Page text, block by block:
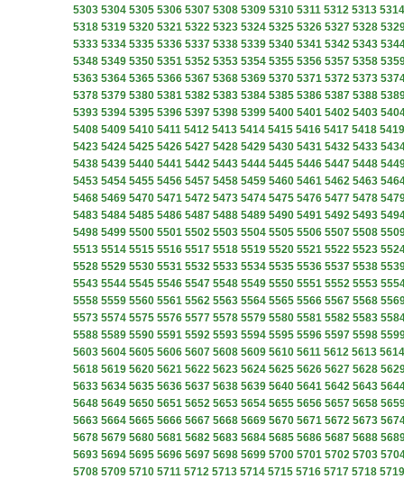
5303 5304 5305 5306 5307 5308 5309 5310 5311 5312 5313 5314
5318 5319 5320 5321 5322 5323 5324 5325 5326 5327 5328
5333 5334 5335 5336 5337 5338 5339 5340 5341 5342 5343
5348 5349 5350 5351 5352 5353 5354 5355 5356 5357 5358
5363 5364 5365 5366 5367 5368 5369 5370 5371 5372 5373
5378 5379 5380 5381 5382 5383 5384 5385 5386 5387 5388
5393 5394 5395 5396 5397 5398 5399 5400 5401 5402 5403
5408 5409 5410 5411 5412 5413 5414 5415 5416 5417 5418 5419
5423 5424 5425 5426 5427 5428 5429 5430 5431 5432 5433
5438 5439 5440 5441 5442 5443 5444 5445 5446 5447 5448
5453 5454 5455 5456 5457 5458 5459 5460 5461 5462 5463
5468 5469 5470 5471 5472 5473 5474 5475 5476 5477 5478
5483 5484 5485 5486 5487 5488 5489 5490 5491 5492 5493
5498 5499 5500 5501 5502 5503 5504 5505 5506 5507 5508
5513 5514 5515 5516 5517 5518 5519 5520 5521 5522 5523
5528 5529 5530 5531 5532 5533 5534 5535 5536 5537 5538
5543 5544 5545 5546 5547 5548 5549 5550 5551 5552 5553
5558 5559 5560 5561 5562 5563 5564 5565 5566 5567 5568
5573 5574 5575 5576 5577 5578 5579 5580 5581 5582 5583
5588 5589 5590 5591 5592 5593 5594 5595 5596 5597 5598
5603 5604 5605 5606 5607 5608 5609 5610 5611 5612 5613 5614
5618 5619 5620 5621 5622 5623 5624 5625 5626 5627 5628
5633 5634 5635 5636 5637 5638 5639 5640 5641 5642 5643
5648 5649 5650 5651 5652 5653 5654 5655 5656 5657 5658
5663 5664 5665 5666 5667 5668 5669 5670 5671 5672 5673
5678 5679 5680 5681 5682 5683 5684 5685 5686 5687 5688
5693 5694 5695 5696 5697 5698 5699 5700 5701 5702 5703
5708 5709 5710 5711 5712 5713 5714 5715 5716 5717 5718 5719